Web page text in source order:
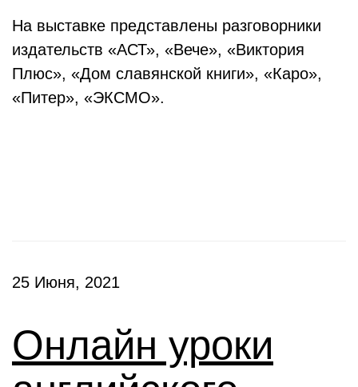
На выставке представлены разговорники
издательств «АСТ», «Вече», «Виктория
Плюс», «Дом славянской книги», «Каро»,
«Питер», «ЭКСМО».
25 Июня, 2021
Онлайн уроки